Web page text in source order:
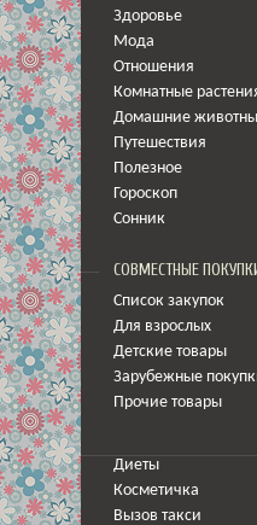
Здоровье
Мода
Отношения
Комнатные
Домашние
Путешествия
Полезное
Гороскоп
Сонник
СОВМЕСТНЫЕ
Список закупок
Для взрослых
Детские товары
Зарубежные
Прочие товары
Диеты
Косметичка
Вызов такси